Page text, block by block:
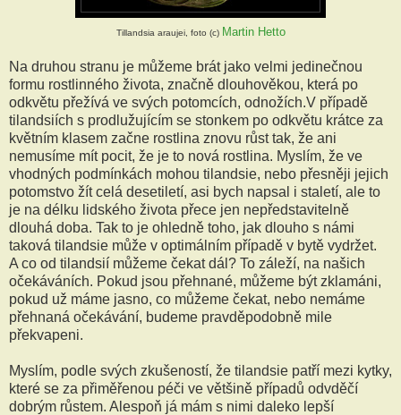
Tillandsia araujei, foto (c) Martin Hetto
Na druhou stranu je můžeme brát jako velmi jedinečnou
formu rostlinného života, značně dlouhověkou, která po
odkvětu přežívá ve svých potomcích, odnožích.V případě
tilandsiích s prodlužujícím se stonkem po odkvětu krátce za
květním klasem začne rostlina znovu růst tak, že ani
nemusíme mít pocit, že je to nová rostlina. Myslím, že ve
vhodných podmínkách mohou tilandsie, nebo přesněji jejich
potomstvo žít celá desetiletí, asi bych napsal i staletí, ale to
je na délku lidského života přece jen nepředstavitelně
dlouhá doba. Tak to je ohledně toho, jak dlouho s námi
taková tilandsie může v optimálním případě v bytě vydržet.
A co od tilandsií můžeme čekat dál? To záleží, na našich
očekáváních. Pokud jsou přehnané, můžeme být zklamáni,
pokud už máme jasno, co můžeme čekat, nebo nemáme
přehnaná očekávání, budeme pravděpodobně mile
překvapeni.
Myslím, podle svých zkušeností, že tilandsie patří mezi kytky,
které se za přiměřenou péči ve většině případů odvděčí
dobrým růstem. Alespoň já mám s nimi daleko lepší